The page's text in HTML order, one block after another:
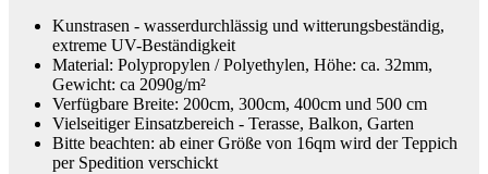
Kunstrasen - wasserdurchlässig und witterungsbeständig,
extreme UV-Beständigkeit
Material: Polypropylen / Polyethylen, Höhe: ca. 32mm,
Gewicht: ca 2090g/m²
Verfügbare Breite: 200cm, 300cm, 400cm und 500 cm
Vielseitiger Einsatzbereich - Terasse, Balkon, Garten
Bitte beachten: ab einer Größe von 16qm wird der Teppich
per Spedition verschickt